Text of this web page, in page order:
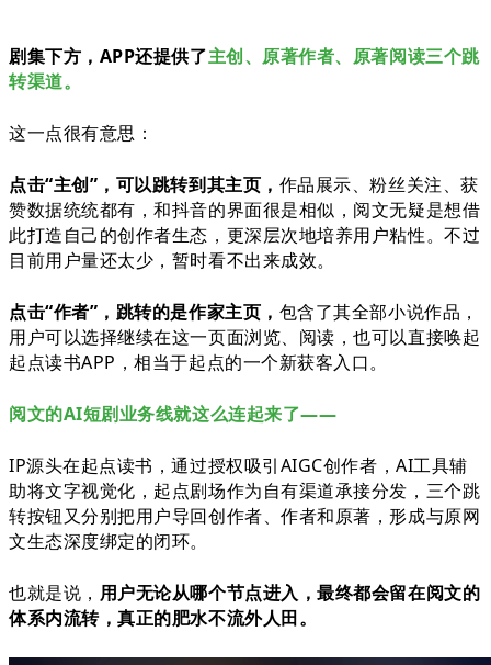
剧集下方，APP还提供了主创、原著作者、原著阅读三个跳
转渠道。
这一点很有意思：
点击“主创”，可以跳转到其主页， 作品展示、粉丝关注、获
赞数据统统都有，和抖音的界面很是相似，阅文无疑是想借
此打造自己的创作者生态，更深层次地培养用户粘性。不过
目前用户量还太少，暂时看不出来成效。
点击“作者”，跳转的是作家主页， 包含了其全部小说作品，
用户可以选择继续在这一页面浏览、阅读，也可以直接唤起
起点读书APP，相当于起点的一个新获客入口。
阅文的AI短剧业务线就这么连起来了——
IP源头在起点读书，通过授权吸引AIGC创作者，AI工具辅
助将文字视觉化，起点剧场作为自有渠道承接分发，三个跳
转按钮又分别把用户导回创作者、作者和原著，形成与原网
文生态深度绑定的闭环。
也就是说， 用户无论从哪个节点进入，最终都会留在阅文的
体系内流转，真正的肥水不流外人田。